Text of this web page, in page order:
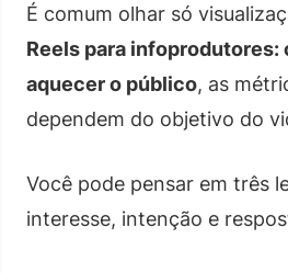
É comum olhar só
Reels para infoprodutores:
aquecer o público, as
dependem do objetivo do
Você pode pensar em três
interesse, intenção e